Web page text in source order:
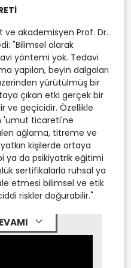
ve akademisyen Prof. Dr.
"Bilimsel olarak
yöntemi yok. Tedavi
yapılan, beyin dalgaları
yürütülmüş bir
çıkan etki gerçek bir
ve geçicidir. Özellikle
'umut ticareti'ne
ağlama, titreme ve
kişilerde ortaya
ya da psikiyatrik eğitimi
sertifikalarla ruhsal ya
etmesi bilimsel ve etik
riskler doğurabilir."